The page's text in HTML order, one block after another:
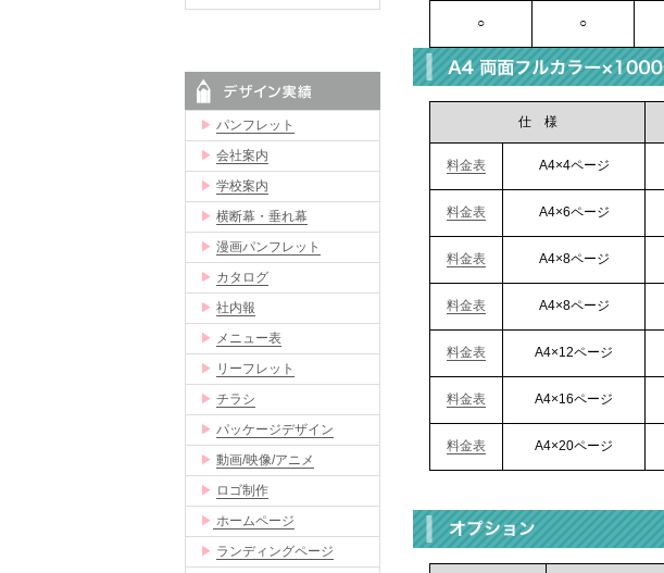
○ ○
仕 様
料金表 A4×4ページ
料金表 A4×6ページ
料金表 A4×8ページ
料金表 A4×8ページ
料金表 A4×12ページ
料金表 A4×16ページ
料金表 A4×20ページ
▶ パンフレット
▶ 会社案内
▶ 学校案内
▶ 横断幕・垂れ幕
▶ 漫画パンフレット
▶ カタログ
▶ 社内報
▶ メニュー表
▶
リーフレット
▶ チラシ
▶ パッケージデザイン
▶ 動画/映像/アニメ
▶ ロゴ制作
▶ ホームページ
▶ ランディングページ